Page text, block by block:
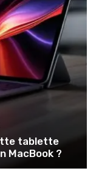
tablette
MacBook ?